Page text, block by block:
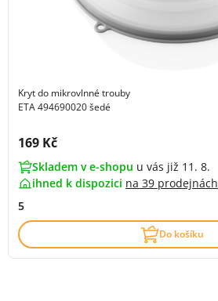
Kryt do mikrovlnné trouby
ETA 494690020 šedé
Cena s DPH:
169 Kč
Skladem v e-shopu u vás již 11. 8.
ihned k dispozici na 39 prodejnách
5
Do košíku